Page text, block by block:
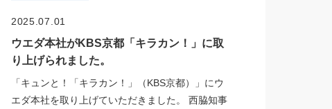
2025.07.01
ウエダ本社がKBS京都「キラカン！」に取
り上げられました。
「キュンと！「キラカン！」（KBS京都）」にウ
エダ本社を取り上げていただきました。 西脇知事